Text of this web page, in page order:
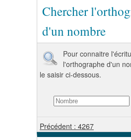
Chercher
d'un nombre
Pour connaitre
l'orthographe d'un
le saisir ci-dessous.
Précédent : 4267